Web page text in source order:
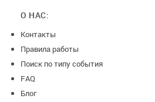
О НАС:
Контакты
Правила работы
Поиск по типу события
FAQ
Блог